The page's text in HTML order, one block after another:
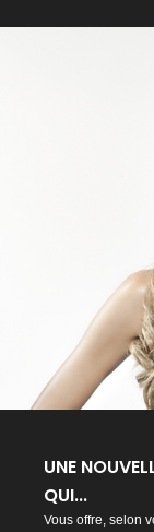
UNE
QUI...
Vous offre, selon